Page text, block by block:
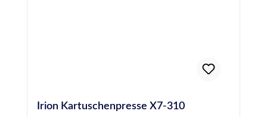
Irion Kartuschenpresse X7-310